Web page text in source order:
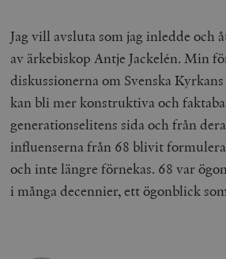
Jag vill avsluta som jag inledde och
av ärkebiskop Antje Jackelén. Min
diskussionerna om Svenska
kan bli mer konstruktiva och
generationselitens sida och från
influenserna från 68 blivit
och inte längre förnekas. 68 var
i många decennier, ett ögonblick